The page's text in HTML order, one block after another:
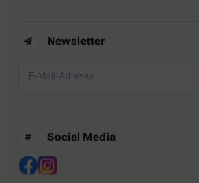
Newsletter
Social Media